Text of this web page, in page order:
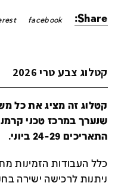
Share:
facebook
קטלוג צבע טרי 2026
שנערך במרכז טכני
התאריכים 24-29 ביוני.
כלל העבודות הזמינות
ניתנות לרכישה ישירה